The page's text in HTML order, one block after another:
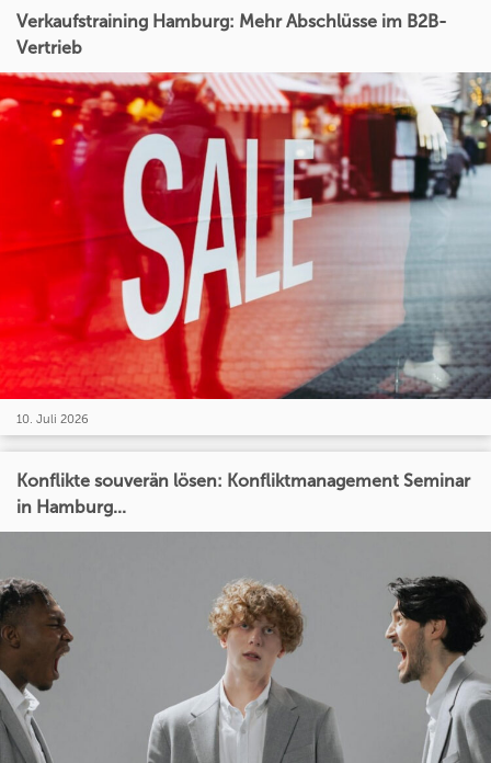
Verkaufstraining Hamburg: Mehr Abschlüsse im B2B-
Vertrieb
10. Juli 2026
Konflikte souverän lösen: Konfliktmanagement Seminar
in Hamburg...